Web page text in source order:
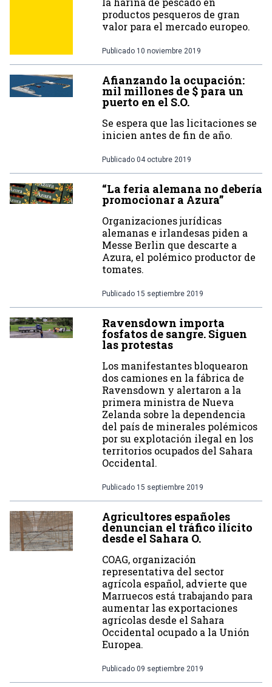
productos pesqueros de gran
valor para el mercado europeo.
Publicado 10 noviembre 2019
Afianzando la ocupación:
mil millones de $ para un
puerto en el S.O.
Se espera que las licitaciones se
inicien antes de fin de año.
Publicado 04 octubre 2019
“La feria alemana no debería
promocionar a Azura”
Organizaciones jurídicas
alemanas e irlandesas piden a
Messe Berlin que descarte a
Azura, el polémico productor de
tomates.
Publicado 15 septiembre 2019
Ravensdown importa
fosfatos de sangre. Siguen
las protestas
Los manifestantes bloquearon
dos camiones en la fábrica de
Ravensdown y alertaron a la
primera ministra de Nueva
Zelanda sobre la dependencia
del país de minerales polémicos
por su explotación ilegal en los
territorios ocupados del Sahara
Occidental.
Publicado 15 septiembre 2019
Agricultores españoles
denuncian el tráfico ilícito
desde el Sahara O.
COAG, organización
representativa del sector
agrícola español, advierte que
Marruecos está trabajando para
aumentar las exportaciones
agrícolas desde el Sahara
Occidental ocupado a la Unión
Europea.
Publicado 09 septiembre 2019